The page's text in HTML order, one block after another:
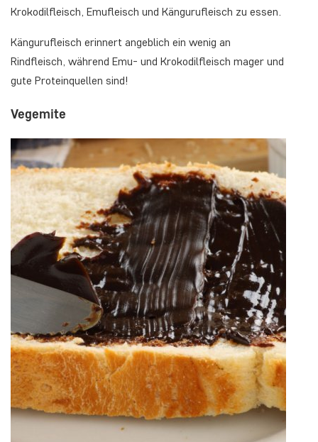
Krokodilfleisch, Emufleisch und Kängurufleisch zu essen.
Kängurufleisch erinnert angeblich ein wenig an
Rindfleisch, während Emu- und Krokodilfleisch mager und
gute Proteinquellen sind!
Vegemite